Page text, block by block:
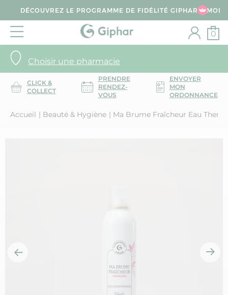
DÉCOUVREZ LE PROGRAMME DE FIDÉLITÉ GIPHAR & MOI
Choisir une pharmacie
0
CLICK &
COLLECT
PRENDRE
RENDEZ-
VOUS
ENVOYER
MON
ORDONNANCE
Accueil Beauté & Hygiène Ma Brume Fraîcheur Eau